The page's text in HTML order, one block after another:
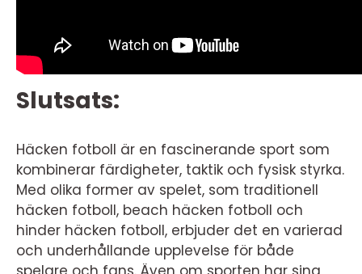
Slutsats:
Häcken fotboll är en fascinerande sport som
kombinerar färdigheter, taktik och fysisk styrka.
Med olika former av spelet, som traditionell
häcken fotboll, beach häcken fotboll och
hinder häcken fotboll, erbjuder det en varierad
och underhållande upplevelse för både